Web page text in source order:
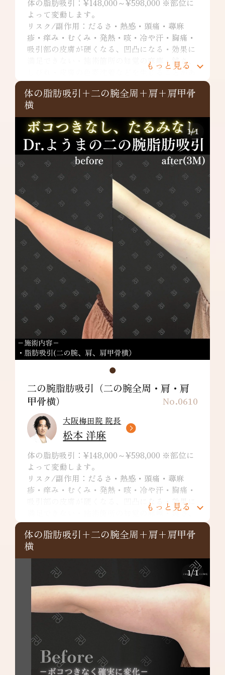
体の脂肪吸引：¥148,000～¥598,000 ※部位に
よって変動します。
リスク/副作用：だるさ・熱感・頭痛・蕁麻
疹・痒み・むくみ・発熱・咳・冷や汗・胸痛・
吸引部の皮膚が硬くなる、凹凸になる・効果に
満足できない・施術箇所の知覚の麻痺・鈍さ、
しびれ・皮膚の色素沈着などを生じることがあ
ります。
二の腕全周：¥349,800～
リスク/副作用：だるさ・熱感・頭痛・蕁麻
疹・痒み・むくみ・発熱・咳・冷や汗・胸痛・
吸引部の皮膚が硬くなる、凹凸になる・効果に
満足できない・施術箇所の知覚の麻痺・鈍さ、
しびれ・皮膚の色素沈着など
肩：¥148,000～
リスク/副作用：だるさ・熱感・頭痛・蕁麻
疹・痒み・むくみ・発熱・咳・冷や汗・胸痛・
吸引部の皮膚が硬くなる、凹凸になる・効果に
満足できない・施術箇所の知覚の麻痺・鈍さ、
しびれ・皮膚の色素沈着などを生じることがあ
ります。
肩甲骨横：¥198,000～
リスク/副作用：だるさ・熱感・頭痛・蕁麻
疹・痒み・むくみ・発熱・咳・冷や汗・胸痛・
吸引部の皮膚が硬くなる、凹凸になる・効果に
満足できない・施術箇所の知覚の麻痺・鈍さ、
しびれ・皮膚の色素沈着などを生じることがあ
ります。
ブラファット：正面背面 ¥159,800～
リスク/副作用：だるさ・熱感・頭痛・蕁麻
疹・痒み・むくみ・発熱・咳・冷や汗・胸痛・
吸引部の皮膚が硬くなる、凹凸になる・効果に
満足できない・施術箇所の知覚の麻痺・鈍さ、
しびれ・皮膚の色素沈着など
もっと見る
体の脂肪吸引+二の腕全周+肩+肩甲骨
横
1/1
No.0610
二の腕脂肪吸引（二の腕全周・肩・肩
甲骨横）
大阪梅田院 院長
松本 洋麻
体の脂肪吸引：¥148,000～¥598,000 ※部位に
よって変動します。
リスク/副作用：だるさ・熱感・頭痛・蕁麻
疹・痒み・むくみ・発熱・咳・冷や汗・胸痛・
吸引部の皮膚が硬くなる、凹凸になる・効果に
満足できない・施術箇所の知覚の麻痺・鈍さ、
しびれ・皮膚の色素沈着などを生じることがあ
ります。
二の腕全周：¥349,800～
リスク/副作用：だるさ・熱感・頭痛・蕁麻
疹・痒み・むくみ・発熱・咳・冷や汗・胸痛・
吸引部の皮膚が硬くなる、凹凸になる・効果に
満足できない・施術箇所の知覚の麻痺・鈍さ、
しびれ・皮膚の色素沈着など
肩：¥148,000～
リスク/副作用：だるさ・熱感・頭痛・蕁麻
疹・痒み・むくみ・発熱・咳・冷や汗・胸痛・
吸引部の皮膚が硬くなる、凹凸になる・効果に
満足できない・施術箇所の知覚の麻痺・鈍さ、
もっと見る
体の脂肪吸引+二の腕全周+肩+肩甲骨
横
1/1